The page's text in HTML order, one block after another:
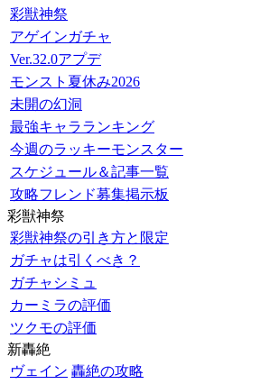
彩獣神祭
アゲインガチャ
Ver.32.0アプデ
モンスト夏休み2026
未開の幻洞
最強キャラランキング
今週のラッキーモンスター
スケジュール＆記事一覧
攻略フレンド募集掲示板
彩獣神祭
彩獣神祭の引き方と限定
ガチャは引くべき？
ガチャシミュ
カーミラの評価
ツクモの評価
新轟絶
ヴェイン 轟絶の攻略